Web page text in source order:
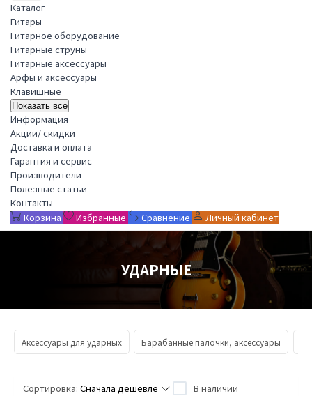
Каталог
Гитары
Гитарное оборудование
Гитарные струны
Гитарные аксессуары
Арфы и аксессуары
Клавишные
Показать все
Информация
Акции/ скидки
Доставка и оплата
Гарантия и сервис
Производители
Полезные статьи
Контакты
Корзина
Избранные Сравнение Личный кабинет
УДАРНЫЕ
Аксессуары для ударных Барабанные палочки, аксессуары
Сортировка: Сначала дешевле В наличии